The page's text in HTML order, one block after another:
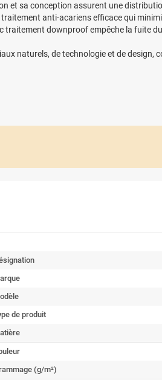
et sa conception assurent une
traitement anti-acariens efficace qui
traitement downproof empêche la fuite
naturels, de technologie et de
de produit
(g/m²)